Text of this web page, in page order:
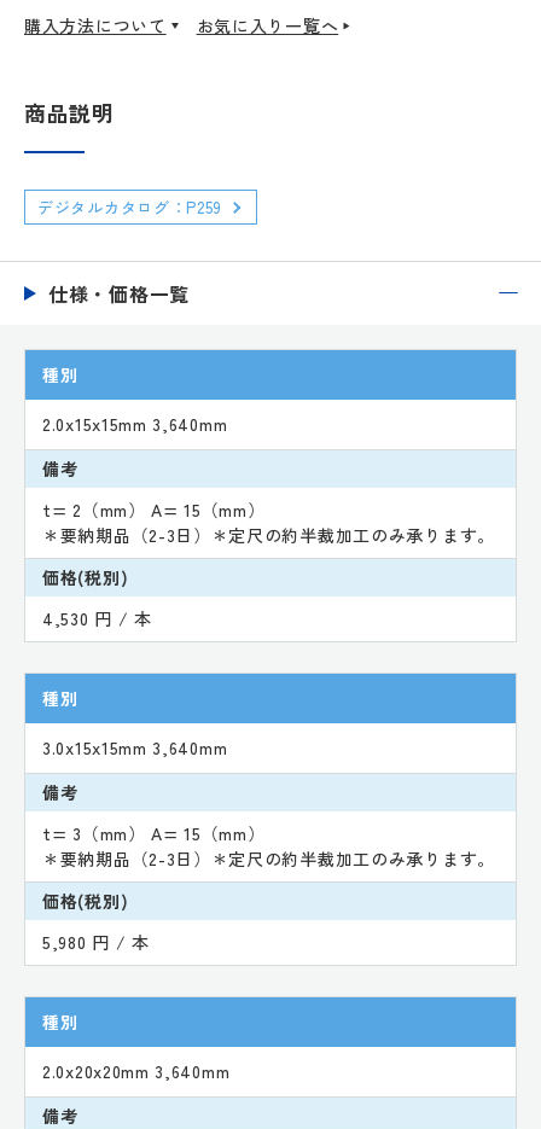
購入方法について お気に入り一覧へ
商品説明
デジタルカタログ：P259
仕様・価格一覧
種別
2.0x15x15mm 3,640mm
備考
t= 2（mm） A= 15（mm）
＊要納期品（2-3日）＊定尺の約半裁加工のみ承ります。
価格(税別)
4,530 円 / 本
種別
3.0x15x15mm 3,640mm
備考
t= 3（mm） A= 15（mm）
＊要納期品（2-3日）＊定尺の約半裁加工のみ承ります。
価格(税別)
5,980 円 / 本
種別
2.0x20x20mm 3,640mm
備考